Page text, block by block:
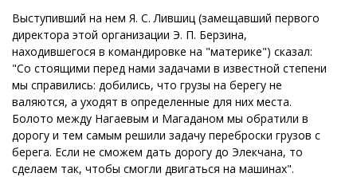
Выступивший на нем Я. С. Лившиц (замещавший первого
директора этой организации Э. П. Берзина,
находившегося в командировке на "материке") сказал:
"Со стоящими перед нами задачами в известной степени
мы справились: добились, что грузы на берегу не
валяются, а уходят в определенные для них места.
Болото между Нагаевым и Магаданом мы обратили в
дорогу и тем самым решили задачу переброски грузов с
берега. Если не сможем дать дорогу до Элекчана, то
сделаем так, чтобы смогли двигаться на машинах".